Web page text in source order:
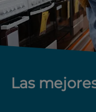
Las